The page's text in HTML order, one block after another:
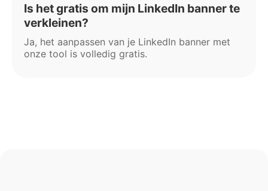
Is het gratis om mijn LinkedIn banner te
verkleinen?
Ja, het aanpassen van je LinkedIn banner met
onze tool is volledig gratis.